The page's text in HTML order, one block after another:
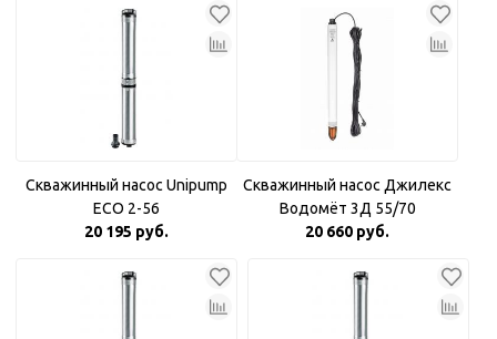
Скважинный насос Unipump
ECO 2-56
20 195 руб.
Скважинный насос Джилекс
Водомёт 3Д 55/70
20 660 руб.